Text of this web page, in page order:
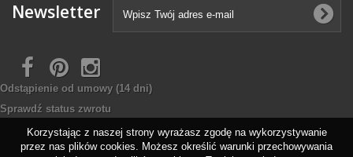
Newsletter
Korzystając z naszej strony wyrażasz zgodę na wykorzystywanie
przez nas plików cookies. Możesz określić warunki przechowywania
Odstąpienie od umowy (14 dni)
Sprawdź status zwrotu